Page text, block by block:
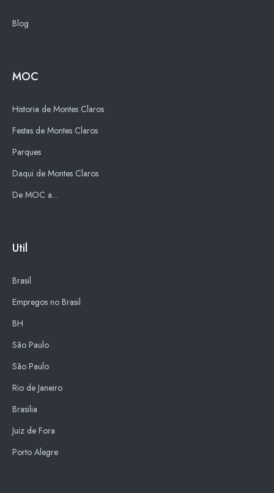
Blog
MOC
Historia de Montes Claros
Festas de Montes Claros
Parques
Daqui de Montes Claros
De MOC a...
Util
Brasil
Empregos no Brasil
BH
São Paulo
São Paulo
Rio de Janeiro
Brasilia
Juiz de Fora
Porto Alegre